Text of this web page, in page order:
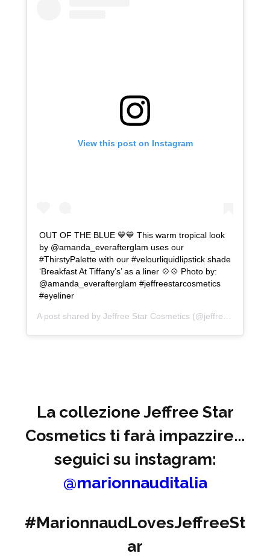
View this post on Instagram
OUT OF THE BLUE 💙💙 This warm tropical look
by @amanda_everafterglam uses our
#ThirstyPalette with our #velourliquidlipstick shade
‘Breakfast At Tiffany’s’ as a liner 💠💠 Photo by:
@amanda_everafterglam #jeffreestarcosmetics
#eyeliner
A post shared by Jeffree Star Cosmetics (@jeffreestarcosmetics) on
La collezione Jeffree Star
Cosmetics ti farà impazzire...
seguici su instagram:
@marionnauditalia
#MarionnaudLovesJeffreeSt
ar